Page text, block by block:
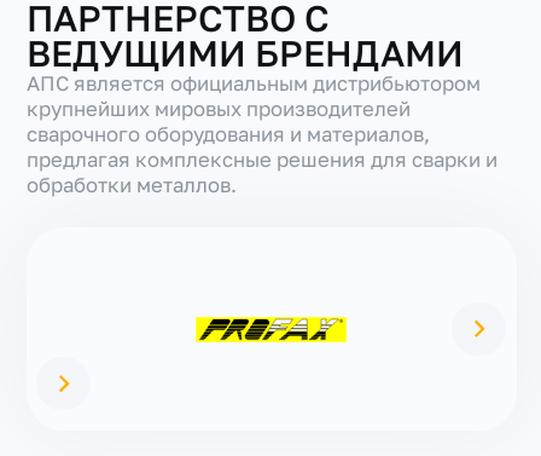
ПАРТНЕРСТВО С
ВЕДУЩИМИ БРЕНДАМИ
АПС является официальным дистрибьютором
крупнейших мировых производителей
сварочного оборудования и материалов,
предлагая комплексные решения для сварки и
обработки металлов.